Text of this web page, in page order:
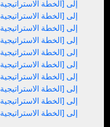
[الخطة الاستراتيجية 1] إلى [الخطة الاستراتيجية 2]
[الخطة الاستراتيجية 1] إلى [الخطة الاستراتيجية 2]
[الخطة الاستراتيجية 1] إلى [الخطة الاستراتيجية 2]
[الخطة الاستراتيجية 1] إلى [الخطة الاستراتيجية 2]
[الخطة الاستراتيجية 1] إلى [الخطة الاستراتيجية 2]
[الخطة الاستراتيجية 1] إلى [الخطة الاستراتيجية 2]
[الخطة الاستراتيجية 1] إلى [الخطة الاستراتيجية 2]
[الخطة الاستراتيجية 1] إلى [الخطة الاستراتيجية 2]
[الخطة الاستراتيجية 1] إلى [الخطة الاستراتيجية 2]
[الخطة الاستراتيجية 1] إلى [الخطة الاستراتيجية 2]